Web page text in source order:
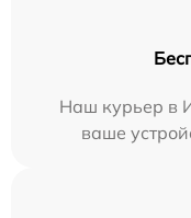
Наш курьер в
ваше